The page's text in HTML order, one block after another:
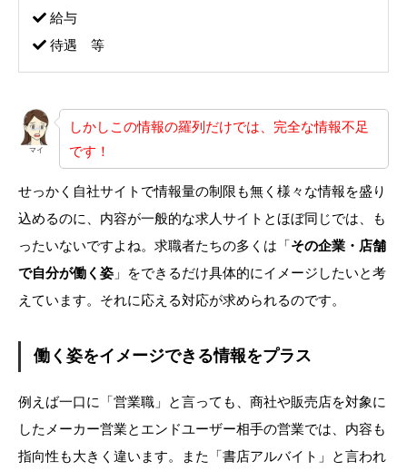
給与
待遇 等
マイ
しかしこの情報の羅列だけでは、完全な情報不足
です！
せっかく自社サイトで情報量の制限も無く様々な情報を盛り
込めるのに、内容が一般的な求人サイトとほぼ同じでは、も
ったいないですよね。求職者たちの多くは「その企業・店舗
で自分が働く姿 」をできるだけ具体的にイメージしたいと考
えています。それに応える対応が求められるのです。
働く姿をイメージできる情報をプラス
例えば一口に「営業職」と言っても、商社や販売店を対象に
したメーカー営業とエンドユーザー相手の営業では、内容も
指向性も大きく違います。また「書店アルバイト」と言われ